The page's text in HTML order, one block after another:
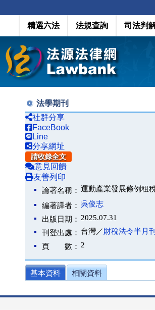
精選六法 法規查詢 司法判
法學期刊
社群分享
FaceBook
Line
分享網址
請收錄全文
意見回饋
友善列印
論著名稱： 運動產業發展條例租
編著譯者： 吳俊志
出版日期： 2025.07.31
刊登出處： 台灣／財稅法令半月刊
頁 數： 2
基本資料 相關資料